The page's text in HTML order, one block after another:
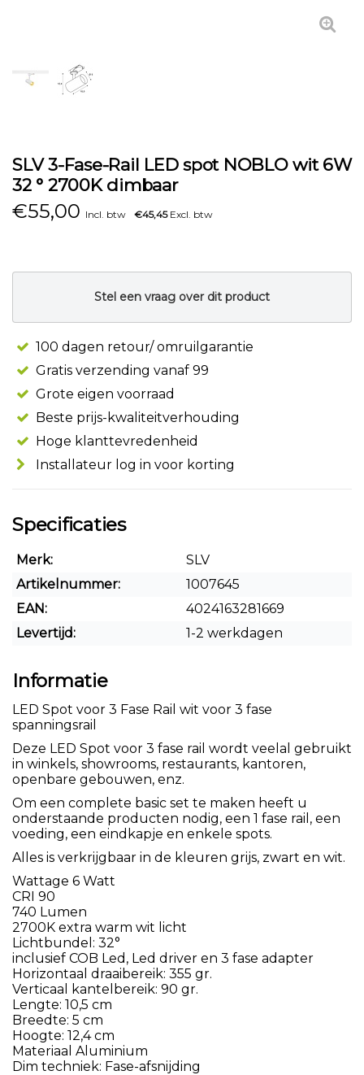
SLV 3-Fase-Rail LED spot NOBLO wit 6W
32 ° 2700K dimbaar
€55,00 Incl. btw €45,45Excl. btw
Stel een vraag over dit product
100 dagen retour/ omruilgarantie
Gratis verzending vanaf 99
Grote eigen voorraad
Beste prijs-kwaliteitverhouding
Hoge klanttevredenheid
Installateur log in voor korting
Specificaties
Merk:
SLV
Artikelnummer:
1007645
EAN:
4024163281669
Levertijd:
1-2 werkdagen
Informatie
LED Spot voor 3 Fase Rail wit voor 3 fase
spanningsrail
Deze LED Spot voor 3 fase rail wordt veelal gebruikt
in winkels, showrooms, restaurants, kantoren,
openbare gebouwen, enz.
Om een complete basic set te maken heeft u
onderstaande producten nodig, een 1 fase rail, een
voeding, een eindkapje en enkele spots.
Alles is verkrijgbaar in de kleuren grijs, zwart en wit.
Wattage 6 Watt
CRI 90
740 Lumen
2700K extra warm wit licht
Lichtbundel: 32°
inclusief COB Led, Led driver en 3 fase adapter
Horizontaal draaibereik: 355 gr.
Verticaal kantelbereik: 90 gr.
Lengte: 10,5 cm
Breedte: 5 cm
Hoogte: 12,4 cm
Materiaal Aluminium
Dim techniek: Fase-afsnijding